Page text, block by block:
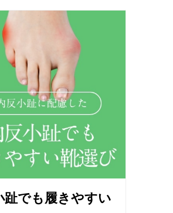
趾でも履きやすい